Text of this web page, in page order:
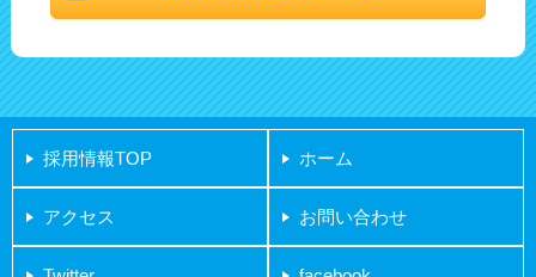
採用情報TOP ホーム
アクセス お問い合わせ